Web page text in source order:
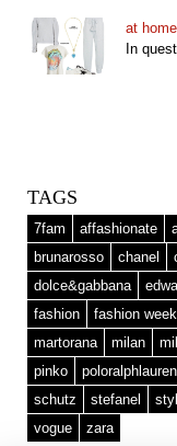
at
In
TAGS
7fam affashionate
brunarosso
chanel
dolce&gabbana
fashion
fashion week
martorana
milan
pinko
poloralphlauren
schutz
stefanel
vogue
zara